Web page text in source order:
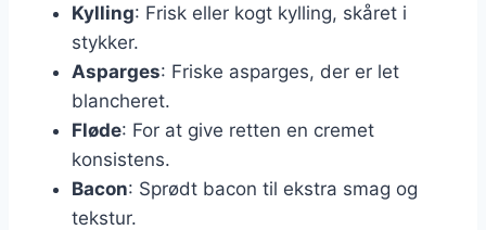
Kylling: Frisk eller kogt kylling, skåret i
stykker.
Asparges: Friske asparges, der er let
blancheret.
Fløde: For at give retten en cremet
konsistens.
Bacon: Sprødt bacon til ekstra smag og
tekstur.